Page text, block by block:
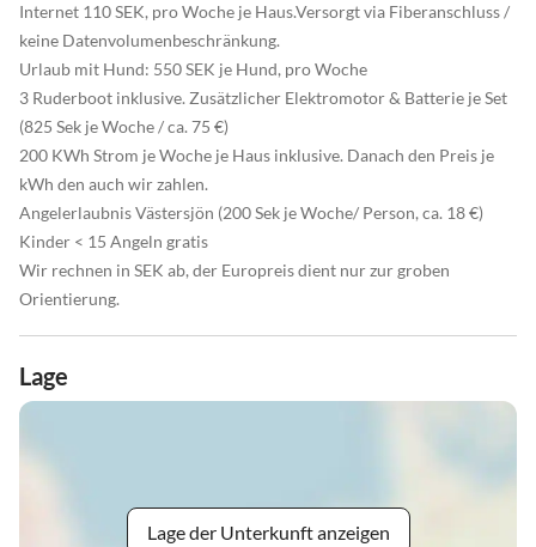
Internet 110 SEK, pro Woche je Haus.Versorgt via Fiberanschluss /
keine Datenvolumenbeschränkung.
Urlaub mit Hund: 550 SEK je Hund, pro Woche
3 Ruderboot inklusive. Zusätzlicher Elektromotor & Batterie je Set
(825 Sek je Woche / ca. 75 €)
200 KWh Strom je Woche je Haus inklusive. Danach den Preis je
kWh den auch wir zahlen.
Angelerlaubnis Västersjön (200 Sek je Woche/ Person, ca. 18 €)
Kinder < 15 Angeln gratis
Wir rechnen in SEK ab, der Europreis dient nur zur groben
Orientierung.
Lage
Lage der Unterkunft anzeigen